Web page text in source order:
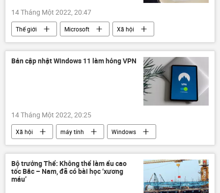
14 Tháng Một 2022, 20:47
Thế giới Microsoft
Xã hội
Hoa Kỳ
Bill Gates
Bản cập nhật Windows 11 làm hỏng VPN
14 Tháng Một 2022, 20:25
Xã hội máy tính Windows
Bộ trưởng Thể: Không thể làm ẩu cao
tốc Bắc – Nam, đã có bài học ‘xương
máu’